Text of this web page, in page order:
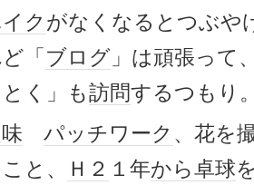
ク がなくなるとつぶや
「 ブログ 」は頑張って
く」も訪問するつもり
パッチワーク 、花を
と、
Ｈ２ １年から卓球